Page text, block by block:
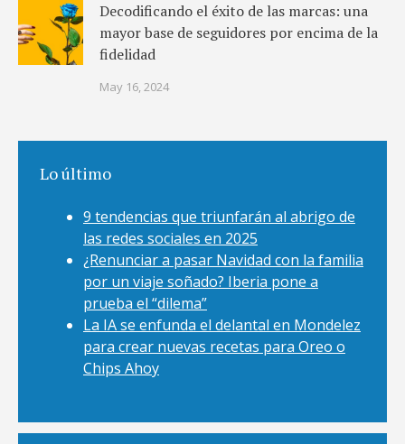
Decodificando el éxito de las marcas: una
mayor base de seguidores por encima de la
fidelidad
May 16, 2024
Lo último
9 tendencias que triunfarán al abrigo de
las redes sociales en 2025
¿Renunciar a pasar Navidad con la familia
por un viaje soñado? Iberia pone a
prueba el “dilema”
La IA se enfunda el delantal en Mondelez
para crear nuevas recetas para Oreo o
Chips Ahoy